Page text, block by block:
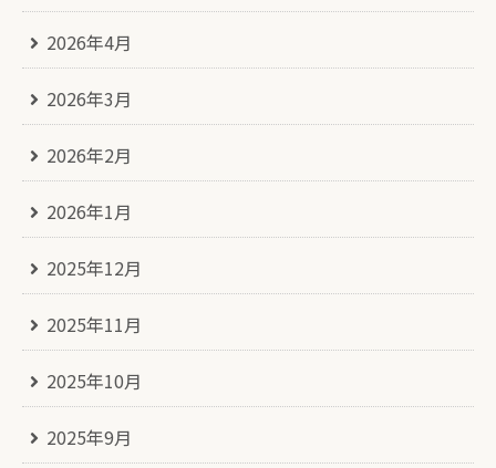
2026年4月
2026年3月
2026年2月
2026年1月
2025年12月
2025年11月
2025年10月
2025年9月